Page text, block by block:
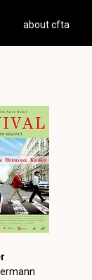
about cfta